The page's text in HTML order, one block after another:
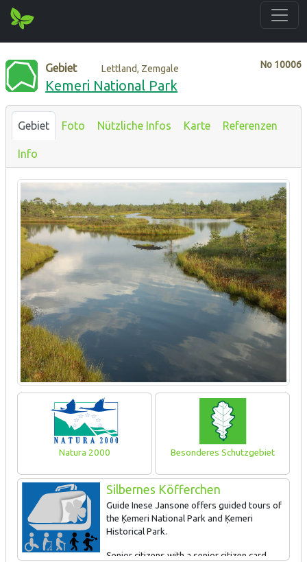
No 10006
Gebiet Lettland, Zemgale
Kemeri National Park
Gebiet Foto Nützliche Infos Karte Referenzen
Info
Natura 2000 Besonderes Schutzgebiet
Silbernes Köfferchen
Guide Inese Jansone offers guided tours of
the Ķemeri National Park and Ķemeri
Historical Park.
Senior citizens with a senior citizen card